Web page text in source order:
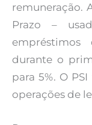
remuneração.
Prazo –
durante o
para 5%. O
operações de